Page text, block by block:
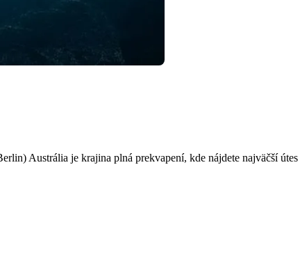
Austrália je krajina plná prekvapení, kde nájdete najväčší útes